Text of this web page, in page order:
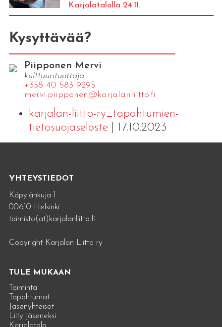
Karjalatalolla 24.11.
Kysyttävää?
Piipponen Mervi
kulttuurituottaja
+358 40 583 9295
mervi.​piipponen@​kar​jala​nlii​tto.​fi
karjalan-liitto-ry_tapahtumien-
tietosuojaseloste| 17.10.2023
YHTEYSTIEDOT
Käpylänkuja 1
00610 Helsinki
toimisto(at)karjalanliitto.fi
Copyright Karjalan Liitto ry
TULE MUKAAN
Toiminta
Tapahtumat
Jäsenyhteisöt
Liity jäseneksi